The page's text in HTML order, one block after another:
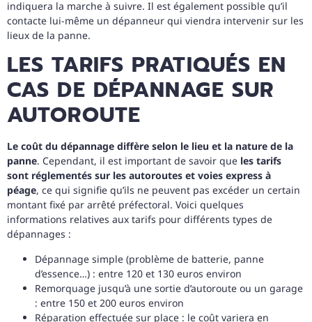
indiquera la marche à suivre. Il est également possible qu’il
contacte lui-même un dépanneur qui viendra intervenir sur les
lieux de la panne.
LES TARIFS PRATIQUÉS EN
CAS DE DÉPANNAGE SUR
AUTOROUTE
Le coût du dépannage diffère selon le lieu et la nature de la
panne. Cependant, il est important de savoir que les tarifs
sont réglementés sur les autoroutes et voies express à
péage, ce qui signifie qu’ils ne peuvent pas excéder un certain
montant fixé par arrêté préfectoral. Voici quelques
informations relatives aux tarifs pour différents types de
dépannages :
Dépannage simple (problème de batterie, panne
d’essence…) : entre 120 et 130 euros environ
Remorquage jusqu’à une sortie d’autoroute ou un garage
: entre 150 et 200 euros environ
Réparation effectuée sur place : le coût variera en